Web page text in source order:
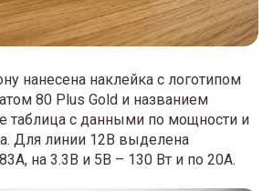
нанесена наклейка с логотипом
80 Plus Gold и названием
таблица с данными по мощности и
Для линии 12В выделена
на 3.3В и 5В – 130 Вт и по 20А.